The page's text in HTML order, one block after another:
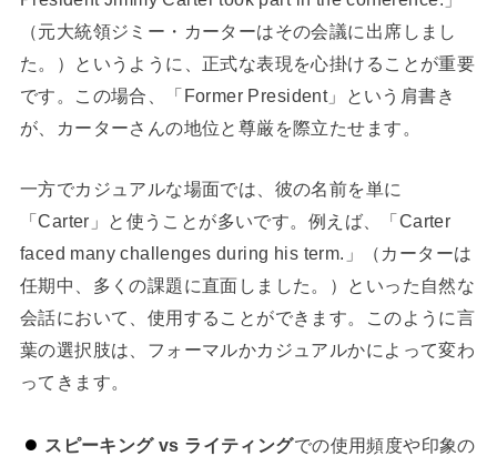
（元大統領ジミー・カーターはその会議に出席しまし
た。）というように、正式な表現を心掛けることが重要
です。この場合、「Former President」という肩書き
が、カーターさんの地位と尊厳を際立たせます。
一方でカジュアルな場面では、彼の名前を単に
「Carter」と使うことが多いです。例えば、「Carter
faced many challenges during his term.」（カーターは
任期中、多くの課題に直面しました。）といった自然な
会話において、使用することができます。このように言
葉の選択肢は、フォーマルかカジュアルかによって変わ
ってきます。
スピーキング vs ライティングでの使用頻度や印象の